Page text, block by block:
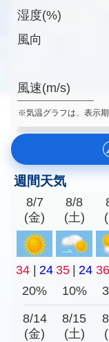
湿度(%)
風向
風速(m/s)
※気温グラフは、表示期
週間天気
8/7
(金)
8/8
(土)
34 24 35 24 36
20%
10%
8/14
(金)
8/15
(土)